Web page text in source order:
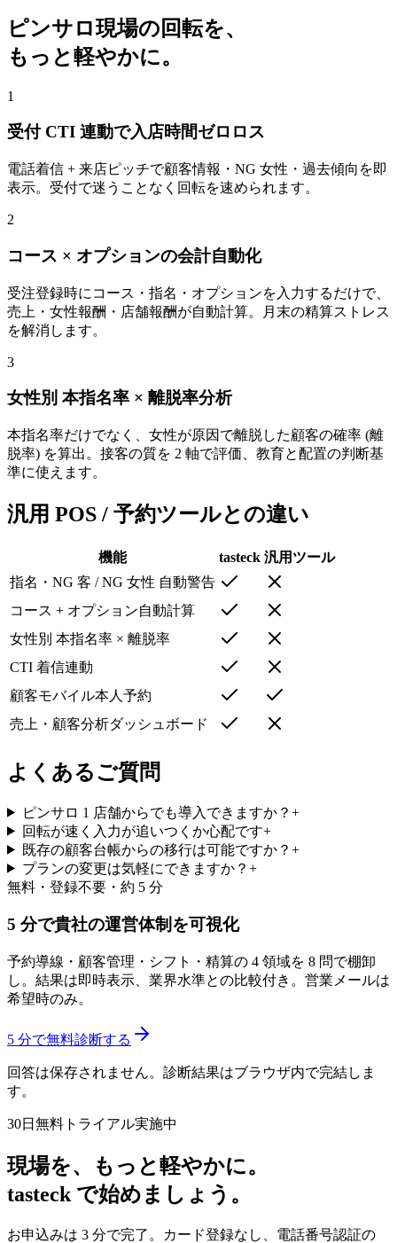
ピンサロ現場の回転を、
もっと軽やかに。
1
受付 CTI 連動で入店時間ゼロロス
電話着信 + 来店ピッチで顧客情報・NG 女性・過去傾向を即
表示。受付で迷うことなく回転を速められます。
2
コース × オプションの会計自動化
受注登録時にコース・指名・オプションを入力するだけで、
売上・女性報酬・店舗報酬が自動計算。月末の精算ストレス
を解消します。
3
女性別 本指名率 × 離脱率分析
本指名率だけでなく、女性が原因で離脱した顧客の確率 (離
脱率) を算出。接客の質を 2 軸で評価、教育と配置の判断基
準に使えます。
汎用 POS / 予約ツールとの違い
機能 tasteck 汎用ツール
指名・NG 客 / NG 女性 自動警告
コース + オプション自動計算
女性別 本指名率 × 離脱率
CTI 着信連動
顧客モバイル本人予約
売上・顧客分析ダッシュボード
よくあるご質問
ピンサロ 1 店舗からでも導入できますか？ +
回転が速く入力が追いつくか心配です+
既存の顧客台帳からの移行は可能ですか？ +
プランの変更は気軽にできますか？ +
無料・登録不要・約 5 分
5 分で貴社の運営体制を可視化
予約導線・顧客管理・シフト・精算の 4 領域を 8 問で棚卸
し。結果は即時表示、業界水準との比較付き。営業メールは
希望時のみ。
5 分で無料診断する
回答は保存されません。診断結果はブラウザ内で完結しま
す。
30日無料トライアル実施中
現場を、もっと軽やかに。
tasteck で始めましょう。
お申込みは 3 分で完了。カード登録なし、電話番号認証の